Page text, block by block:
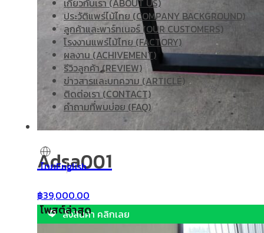
เกี่ยวกับเรา (ABOUT US)
ประวัติแพร่ไม้ไทย (COMPANY BACKGROUND)
ลูกค้าและพาร์ทเนอร์ (OUR CUSTOMERS)
โรงงานแพร่ไม้ไทย (FACTORY)
ผลงาน (ACHIVEMENT)
รีวิวลูกค้า (REVIEW)
ข่าวสารและบทความ (ARTICLE)
ติดต่อเรา (CONTACT)
คำถามที่พบบ่อย (FAQ)
English
ไทย
โพสต์ล่าสุด
Adsa001
฿39,000.00
สั่งสินค้า คลิกเลย